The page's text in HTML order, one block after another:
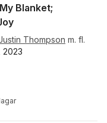
Blanket;
Thompson m. fl.
2023